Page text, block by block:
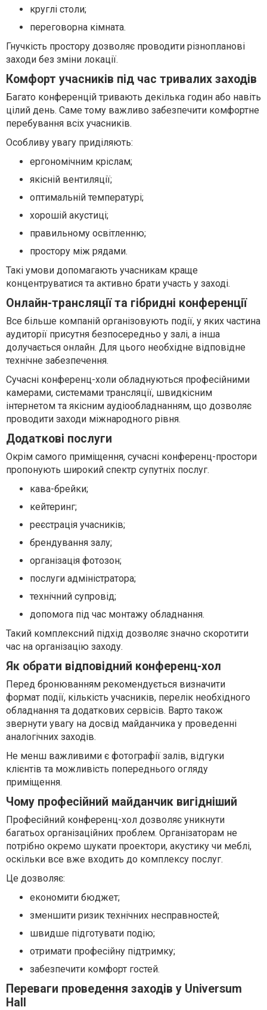
круглі столи;
переговорна кімната.
Гнучкість простору дозволяє проводити різнопланові
заходи без зміни локації.
Комфорт учасників під час тривалих заходів
Багато конференцій тривають декілька годин або навіть
цілий день. Саме тому важливо забезпечити комфортне
перебування всіх учасників.
Особливу увагу приділяють:
ергономічним кріслам;
якісній вентиляції;
оптимальній температурі;
хорошій акустиці;
правильному освітленню;
простору між рядами.
Такі умови допомагають учасникам краще
концентруватися та активно брати участь у заході.
Онлайн-трансляції та гібридні конференції
Все більше компаній організовують події, у яких частина
аудиторії присутня безпосередньо у залі, а інша
долучається онлайн. Для цього необхідне відповідне
технічне забезпечення.
Сучасні конференц-холи обладнуються професійними
камерами, системами трансляції, швидкісним
інтернетом та якісним аудіообладнанням, що дозволяє
проводити заходи міжнародного рівня.
Додаткові послуги
Окрім самого приміщення, сучасні конференц-простори
пропонують широкий спектр супутніх послуг.
кава-брейки;
кейтеринг;
реєстрація учасників;
брендування залу;
організація фотозон;
послуги адміністратора;
технічний супровід;
допомога під час монтажу обладнання.
Такий комплексний підхід дозволяє значно скоротити
час на організацію заходу.
Як обрати відповідний конференц-хол
Перед бронюванням рекомендується визначити
формат події, кількість учасників, перелік необхідного
обладнання та додаткових сервісів. Варто також
звернути увагу на досвід майданчика у проведенні
аналогічних заходів.
Не менш важливими є фотографії залів, відгуки
клієнтів та можливість попереднього огляду
приміщення.
Чому професійний майданчик вигідніший
Професійний конференц-хол дозволяє уникнути
багатьох організаційних проблем. Організаторам не
потрібно окремо шукати проектори, акустику чи меблі,
оскільки все вже входить до комплексу послуг.
Це дозволяє:
економити бюджет;
зменшити ризик технічних несправностей;
швидше підготувати подію;
отримати професійну підтримку;
забезпечити комфорт гостей.
Переваги проведення заходів у Universum
Hall